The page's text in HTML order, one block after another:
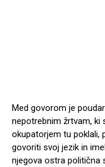
Med govorom je
nepotrebnim žrtvam, ki
okupatorjem tu poklali,
govoriti svoj jezik in
njegova ostra politična